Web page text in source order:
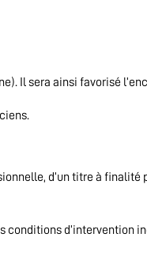
Il sera ainsi favorisé
d’un titre à finalité
conditions d’intervention